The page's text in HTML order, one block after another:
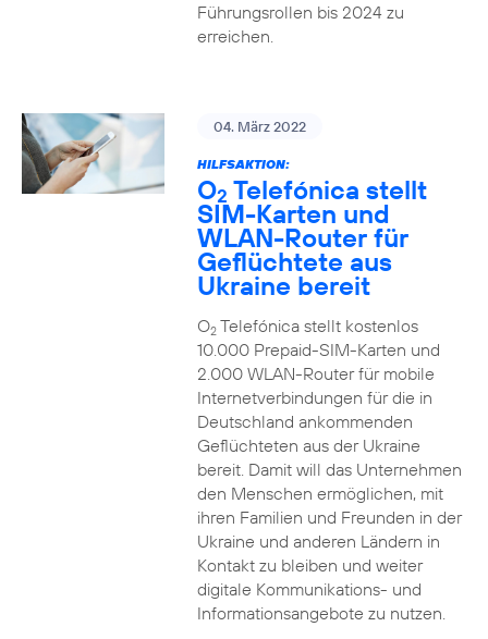
Führungsrollen bis 2024 zu
erreichen.
04. März 2022
HILFSAKTION:
O2 Telefónica stellt
SIM-Karten und
WLAN-Router für
Geflüchtete aus
Ukraine bereit
O2Telefónica stellt kostenlos
10.000 Prepaid-SIM-Karten und
2.000 WLAN-Router für mobile
Internetverbindungen für die in
Deutschland ankommenden
Geflüchteten aus der Ukraine
bereit. Damit will das Unternehmen
den Menschen ermöglichen, mit
ihren Familien und Freunden in der
Ukraine und anderen Ländern in
Kontakt zu bleiben und weiter
digitale Kommunikations- und
Informationsangebote zu nutzen.